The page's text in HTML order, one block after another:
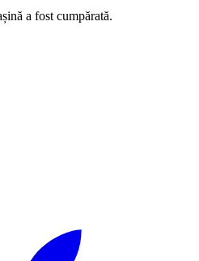
a fost cumpărată.